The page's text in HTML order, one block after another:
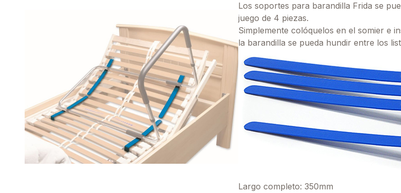
Los soportes para barandilla Frida se
juego de 4 piezas.
Simplemente colóquelos en el somier e
la barandilla se pueda hundir entre los
Largo completo: 350mm